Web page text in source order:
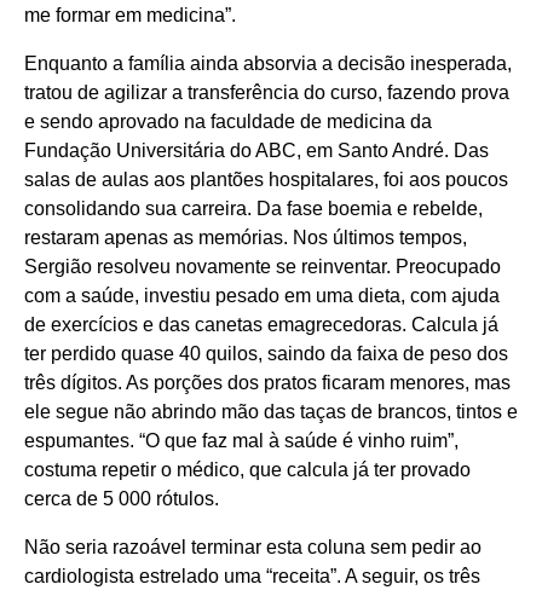
me formar em medicina”.
Enquanto a família ainda absorvia a decisão inesperada,
tratou de agilizar a transferência do curso, fazendo prova
e sendo aprovado na faculdade de medicina da
Fundação Universitária do ABC, em Santo André. Das
salas de aulas aos plantões hospitalares, foi aos poucos
consolidando sua carreira. Da fase boemia e rebelde,
restaram apenas as memórias. Nos últimos tempos,
Sergião resolveu novamente se reinventar. Preocupado
com a saúde, investiu pesado em uma dieta, com ajuda
de exercícios e das canetas emagrecedoras. Calcula já
ter perdido quase 40 quilos, saindo da faixa de peso dos
três dígitos. As porções dos pratos ficaram menores, mas
ele segue não abrindo mão das taças de brancos, tintos e
espumantes. “O que faz mal à saúde é vinho ruim”,
costuma repetir o médico, que calcula já ter provado
cerca de 5 000 rótulos.
Não seria razoável terminar esta coluna sem pedir ao
cardiologista estrelado uma “receita”. A seguir, os três